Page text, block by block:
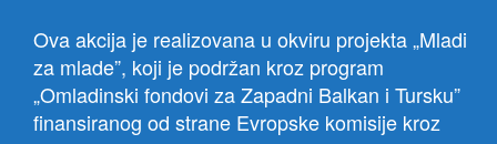
Ova akcija je realizovana u okviru projekta „Mladi
za mlade”, koji je podržan kroz program
„Omladinski fondovi za Zapadni Balkan i Tursku”
finansiranog od strane Evropske komisije kroz